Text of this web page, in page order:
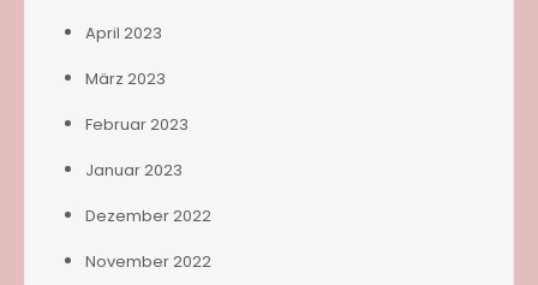
April 2023
März 2023
Februar 2023
Januar 2023
Dezember 2022
November 2022